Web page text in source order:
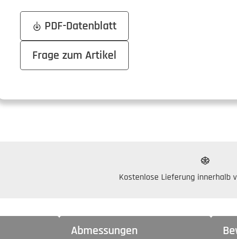
PDF-Datenblatt
Frage zum Artikel
Kostenlose Lieferung innerhalb
Abmessungen